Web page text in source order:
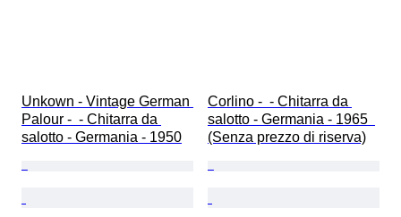
Unkown - Vintage German
Palour -  - Chitarra da
salotto - Germania - 1950
Corlino -  - Chitarra da
salotto - Germania - 1965
(Senza prezzo di riserva)